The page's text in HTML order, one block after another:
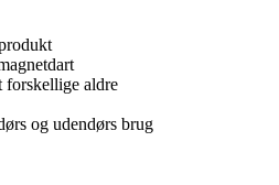
forskellige aldre
og udendørs brug